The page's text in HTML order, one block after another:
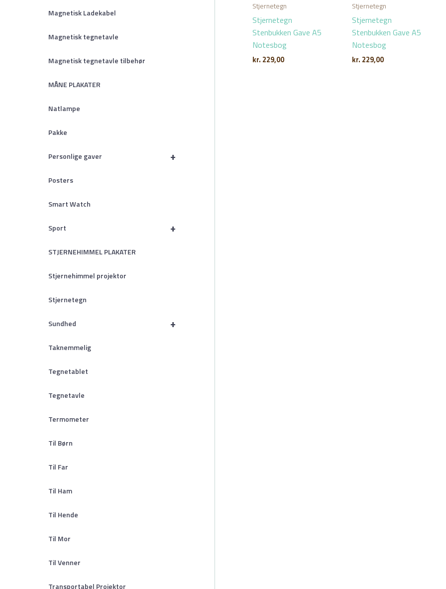
Magnetisk Ladekabel
Magnetisk tegnetavle
Magnetisk tegnetavle tilbehør
MÅNE PLAKATER
Natlampe
Pakke
+
Personlige gaver
Posters
Smart Watch
+
Sport
STJERNEHIMMEL PLAKATER
Stjernehimmel projektor
Stjernetegn
+
Sundhed
Taknemmelig
Tegnetablet
Tegnetavle
Termometer
Til Børn
Til Far
Til Ham
Til Hende
Til Mor
Til Venner
Transportabel Projektor
Stjernetegn
Stjernetegn
Stenbukken Gave A5
Notesbog
kr. 229,00
Stjernetegn
Stjernetegn
Stenbukken Gave A5
Notesbog
kr. 229,00